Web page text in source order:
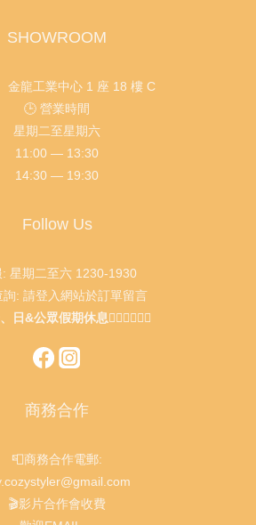
SHOWROOM
金龍工業中心 1 座 18 樓 C
🕒 營業時間
星期二至星期六
11:00 — 13:30
14:30 — 19:30
Follow Us
: 星期二至六 1230-1930
詢: 請登入網站於訂單留言
日&公眾假期休息🙇🏻‍♂️🙇🏻‍♀️
商務合作
📮商務合作電郵:
🎬影片合作會收費